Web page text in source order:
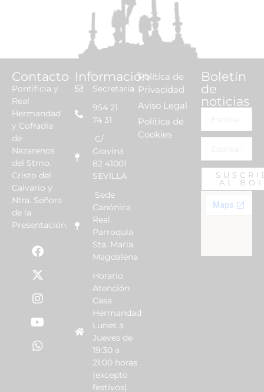
Contacto
Pontificia y
Real
Hermandad
y Cofradía
de
Nazarenos
del Stmo.
Cristo del
Calvario y
Ntra. Señora
de la
Presentación.
Información
Secretaria
954 21
74 31
C/
Gravina
82 41001
SEVILLA
Sede
Canónica
Real
Parroquia
Sta. Maria
Magdalena
Horario
Atención
Casa
Hermandad
Lunes a
Jueves de
19:30 a
21:00 horas
(excepto
festivos).
Política de
Privacidad
Aviso Legal
Política de
Cookies
Boletín
de
noticias
AL